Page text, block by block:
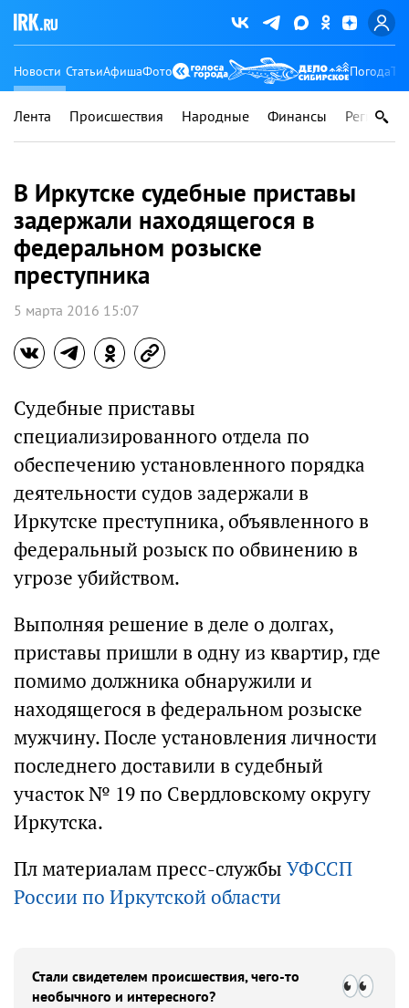
Новости СтатьиАфишаФото Погода
Лента Происшествия Народные Финансы Регионы
В Иркутске судебные приставы
задержали находящегося в
федеральном розыске
преступника
5 марта 2016 15:07
Судебные приставы
специализированного отдела по
обеспечению установленного порядка
деятельности судов задержали в
Иркутске преступника, объявленного в
федеральный розыск по обвинению в
угрозе убийством.
Выполняя решение в деле о долгах,
приставы пришли в одну из квартир, где
помимо должника обнаружили и
находящегося в федеральном розыске
мужчину. После установления личности
последнего доставили в судебный
участок № 19 по Свердловскому округу
Иркутска.
Пл материалам пресс-службы УФССП
России по Иркутской области
Стали свидетелем происшествия, чего-то
необычного и интересного?